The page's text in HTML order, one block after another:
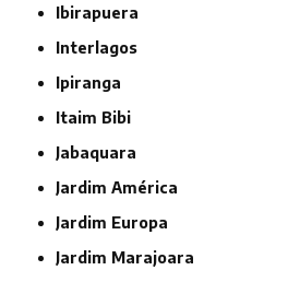
Ibirapuera
Interlagos
Ipiranga
Itaim Bibi
Jabaquara
Jardim América
Jardim Europa
Jardim Marajoara